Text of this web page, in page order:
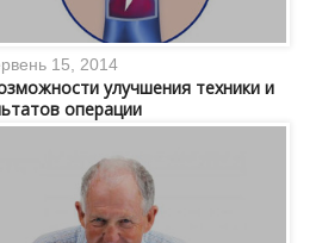
15, 2014
улучшения техники и
операции